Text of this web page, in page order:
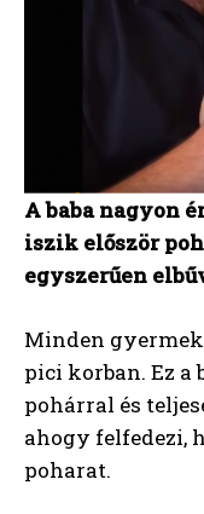
A baba nagyon
iszik először
egyszerűen
Minden gyermek
pici korban. Ez a
pohárral és
ahogy felfedezi,
poharat.